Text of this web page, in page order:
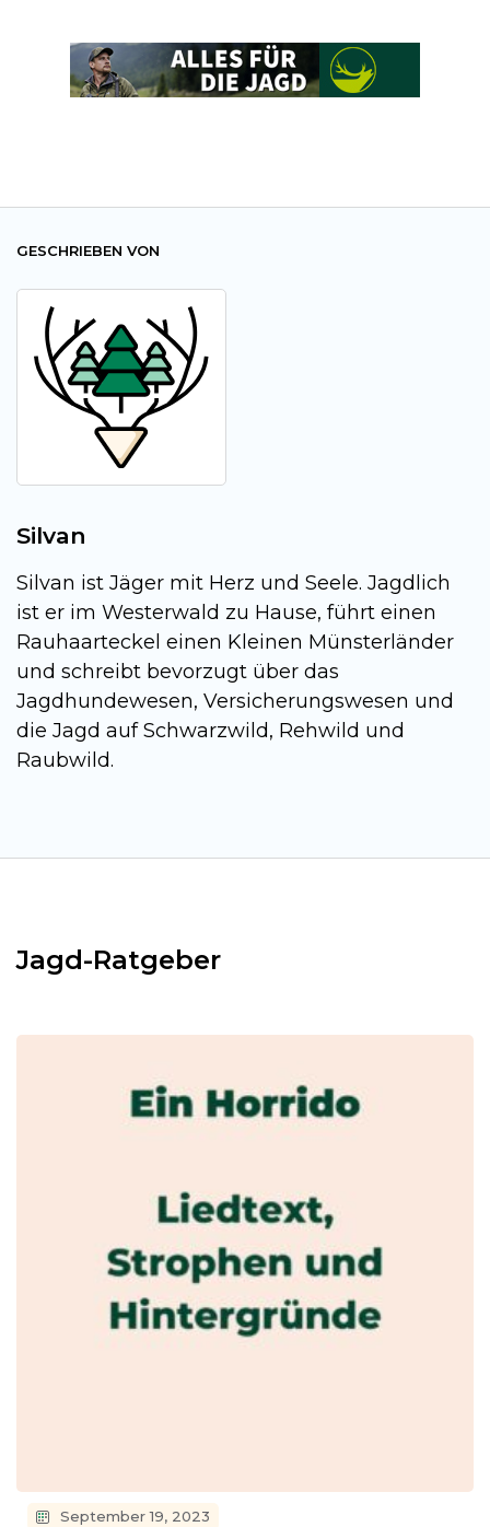
GESCHRIEBEN VON
Silvan
Silvan ist Jäger mit Herz und Seele. Jagdlich
ist er im Westerwald zu Hause, führt einen
Rauhaarteckel einen Kleinen Münsterländer
und schreibt bevorzugt über das
Jagdhundewesen, Versicherungswesen und
die Jagd auf Schwarzwild, Rehwild und
Raubwild.
Jagd-Ratgeber
September 19, 2023